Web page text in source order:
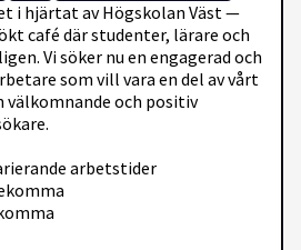
i hjärtat av Högskolan Väst —
café där studenter, lärare och
Vi söker nu en engagerad och
som vill vara en del av vårt
och positiv
arbetstider